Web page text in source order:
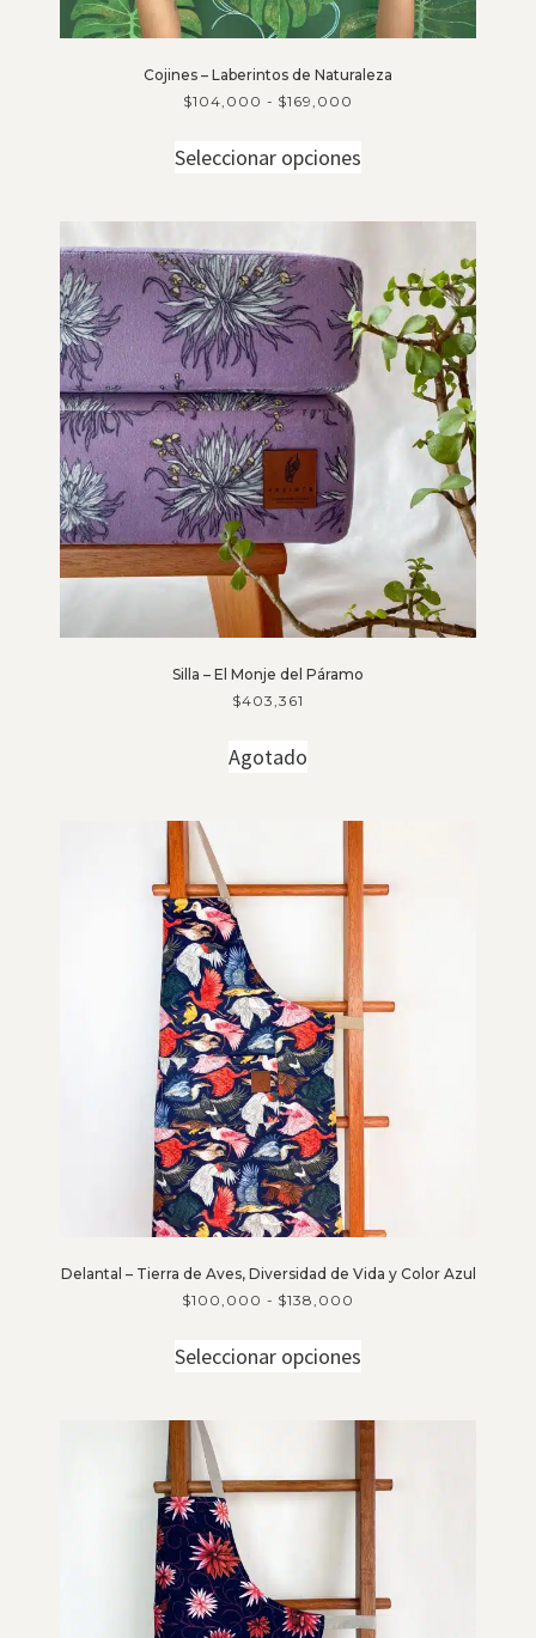
Cojines – Laberintos de Naturaleza
$104,000 - $169,000
Seleccionar opciones
Silla – El Monje del Páramo
$403,361
Agotado
Delantal – Tierra de Aves, Diversidad de Vida y Color Azul
$100,000 - $138,000
Seleccionar opciones